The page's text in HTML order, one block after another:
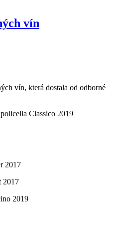
vín
vín, která dostala od odborné
Classico 2019
2017
2017
2019